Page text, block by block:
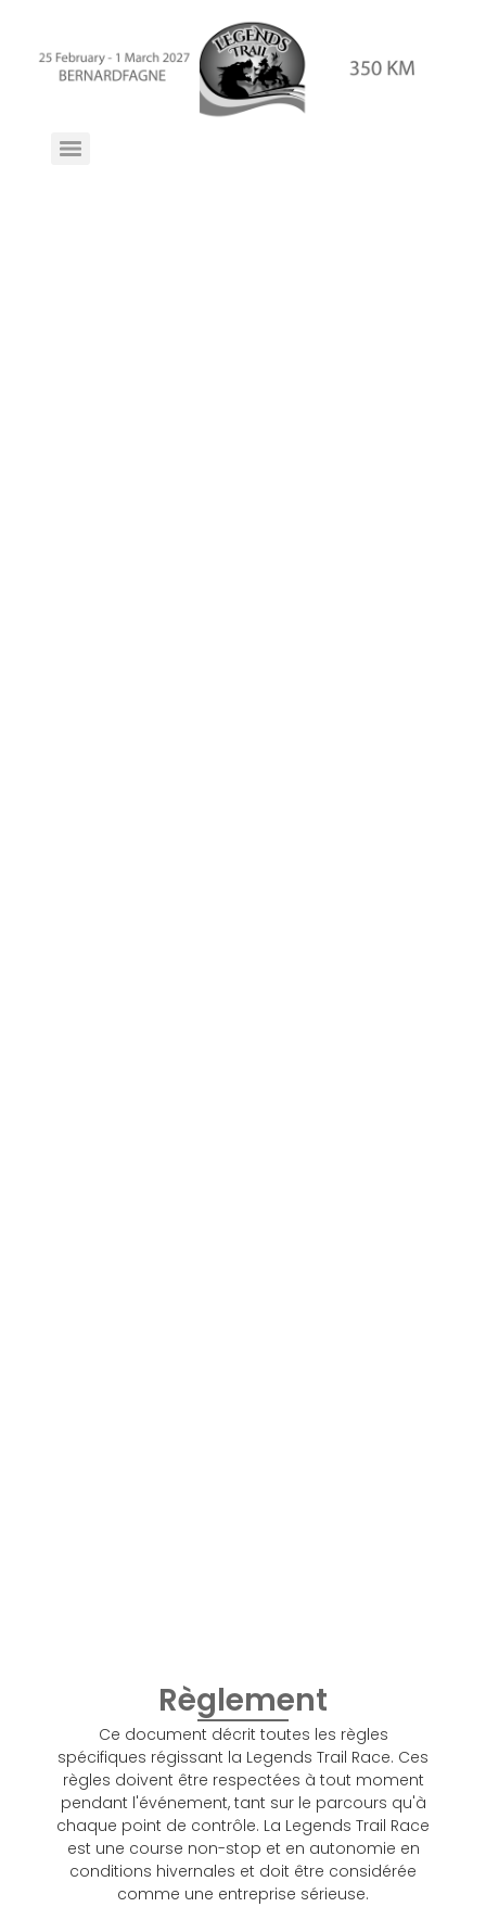
Règlement
Ce document décrit toutes les règles
spécifiques régissant la Legends Trail Race. Ces
règles doivent être respectées à tout moment
pendant l'événement, tant sur le parcours qu'à
chaque point de contrôle. La Legends Trail Race
est une course non-stop et en autonomie en
conditions hivernales et doit être considérée
comme une entreprise sérieuse.